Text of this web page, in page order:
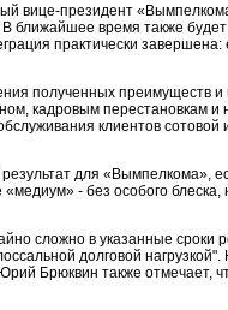
вице-президент
ближайшее время также
практически завершена:
полученных преимуществ
кадровым перестановкам
клиентов сотовой
для «Вымпелкома»,
- без особого блеска,
сложно в указанные сроки
долговой нагрузкой".
Брюквин также отмечает,